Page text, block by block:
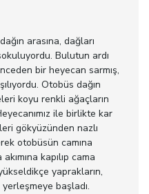
arasına, dağları
Bulutun ardı
bir heyecan sarmış,
Otobüs dağın
koyu renkli ağaçların
ile birlikte kar
gökyüzünden nazlı
otobüsün camına
kapılıp cama
yaprakların,
başladı.